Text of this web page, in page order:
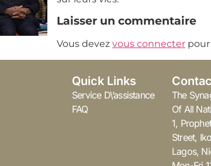
Laisser un commentaire
Vous devez vous connecter
Quick Links
Service D\’assistance
FAQ
The
Of All
1,
Street,
Lagos,